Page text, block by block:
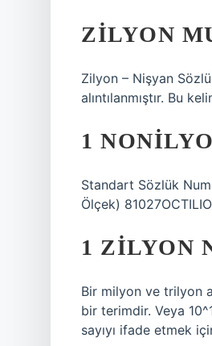
ZILYON
Zilyon – Nişyan
alıntılanmıştır. Bu
1
Standart Sözlük
Ölçek)
1 ZILYON
Bir milyon ve trilyon
bir terimdir. Veya
sayıyı ifade etmek